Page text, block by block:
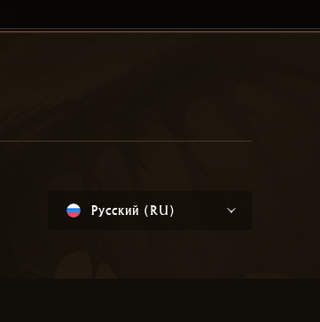
Русский (RU)